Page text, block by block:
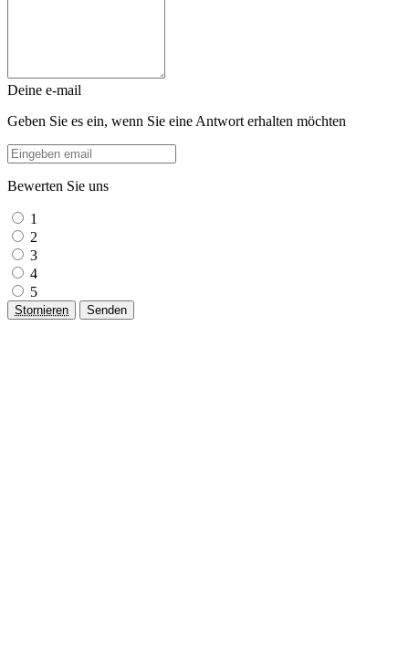
Deine e-mail
Geben Sie es ein, wenn Sie eine Antwort erhalten möchten
Bewerten Sie uns
1
2
3
4
5
Stornieren Senden